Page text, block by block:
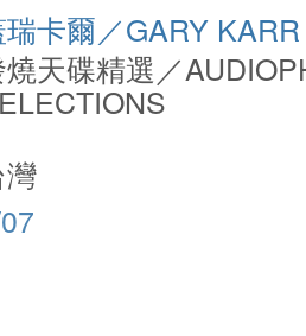
卡爾／GARY KARR
天碟精選／
灣